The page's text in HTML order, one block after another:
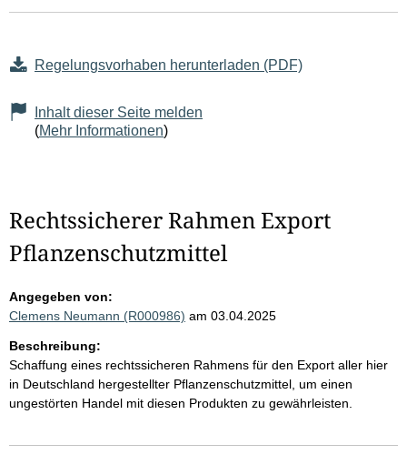
Regelungsvorhaben herunterladen (PDF)
Inhalt dieser Seite melden
(Mehr Informationen)
Rechtssicherer Rahmen Export
Pflanzenschutzmittel
Angegeben von:
Clemens Neumann (R000986) am 03.04.2025
Beschreibung:
Schaffung eines rechtssicheren Rahmens für den Export aller hier
in Deutschland hergestellter Pflanzenschutzmittel, um einen
ungestörten Handel mit diesen Produkten zu gewährleisten.